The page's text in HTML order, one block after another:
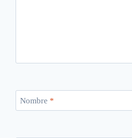
Nombre *